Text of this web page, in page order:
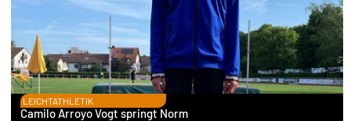
LEICHTATHLETIK
Camilo Arroyo Vogt springt Norm